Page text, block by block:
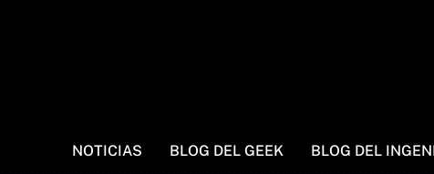
NOTICIAS BLOG DEL GEEK BLOG DEL